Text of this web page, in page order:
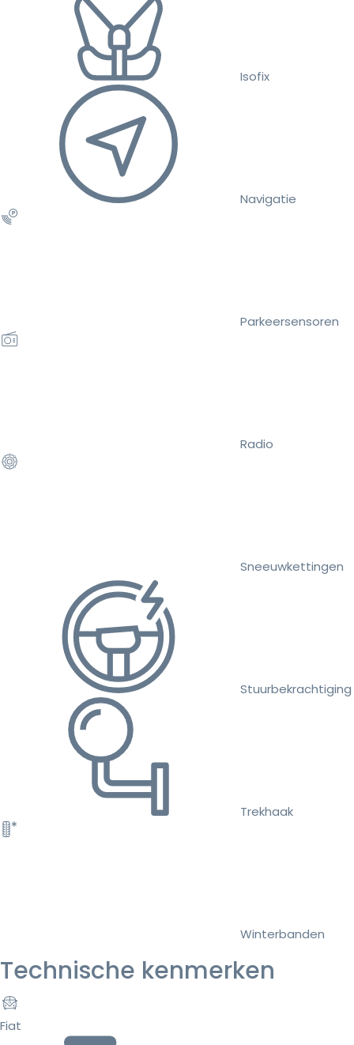
Isofix
Navigatie
Parkeersensoren
Radio
Sneeuwkettingen
Stuurbekrachtiging
Trekhaak
Winterbanden
Technische kenmerken
Fiat